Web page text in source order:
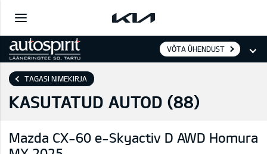
VÕTA ÜHENDUST
TAGASI NIMEKIRJA
KASUTATUD AUTOD (88)
Mazda CX-60 e-Skyactiv D AWD Homura